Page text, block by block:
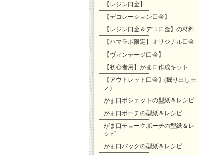
【レジン口金】
【デコレーション口金】
【レジン口金＆デコ口金】の材料
【ハマラボ限定】オリジナル口金
【ヴィンテージ口金】
【初心者用】がま口作成キット
【アウトレット口金】(掘り出しモ
ノ)
がま口ポシェットの型紙＆レシピ
がま口ポーチの型紙＆レシピ
がま口チョークポーチの型紙＆レ
シピ
がま口バッグの型紙＆レシピ